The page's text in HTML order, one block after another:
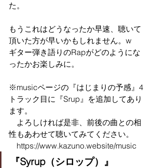
た。
もうこれはどうなったか早速、聴いて
頂いた方が早いかもしれません。w
ギター弾き語りのRapがどのようにな
ったかお楽しみに。
※musicページの『はじまりの予感』4
トラック目に『Srup』を追加してあり
ます。
よろしければ是非、前後の曲との相
性もあわせて聴いてみてください。
https://www.kazuno.website/music
『Syrup（シロップ）』